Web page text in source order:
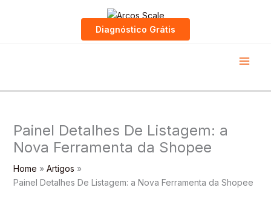
Diagnóstico Grátis
Painel Detalhes De Listagem: a
Nova Ferramenta da Shopee
Home
Artigos
Painel Detalhes De Listagem: a Nova Ferramenta da Shopee